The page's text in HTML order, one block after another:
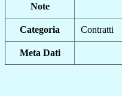
Note
Categoria Contratti
Meta Dati